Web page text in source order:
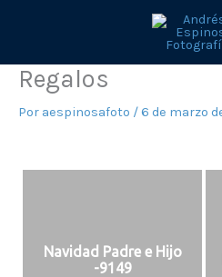
Regalos
Por aespinosafoto /6 de marzo
Navidad Padre e Hijo
-9149